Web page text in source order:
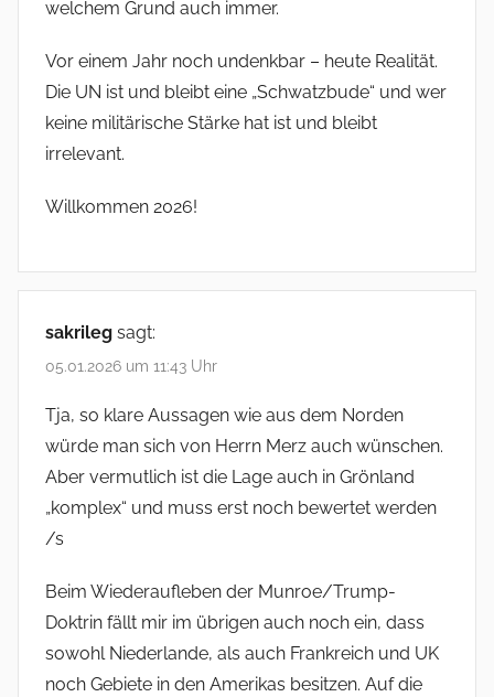
welchem Grund auch immer.
Vor einem Jahr noch undenkbar – heute Realität.
Die UN ist und bleibt eine „Schwatzbude“ und wer
keine militärische Stärke hat ist und bleibt
irrelevant.
Willkommen 2026!
sakrileg sagt:
05.01.2026 um 11:43 Uhr
Tja, so klare Aussagen wie aus dem Norden
würde man sich von Herrn Merz auch wünschen.
Aber vermutlich ist die Lage auch in Grönland
„komplex“ und muss erst noch bewertet werden
/s
Beim Wiederaufleben der Munroe/Trump-
Doktrin fällt mir im übrigen auch noch ein, dass
sowohl Niederlande, als auch Frankreich und UK
noch Gebiete in den Amerikas besitzen. Auf die